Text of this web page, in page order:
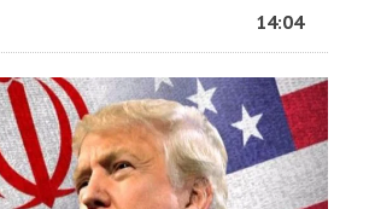
14:04